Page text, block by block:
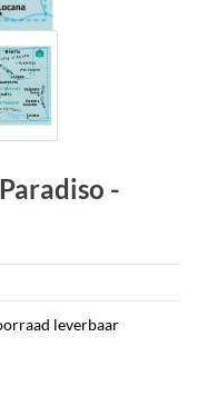
-
leverbaar